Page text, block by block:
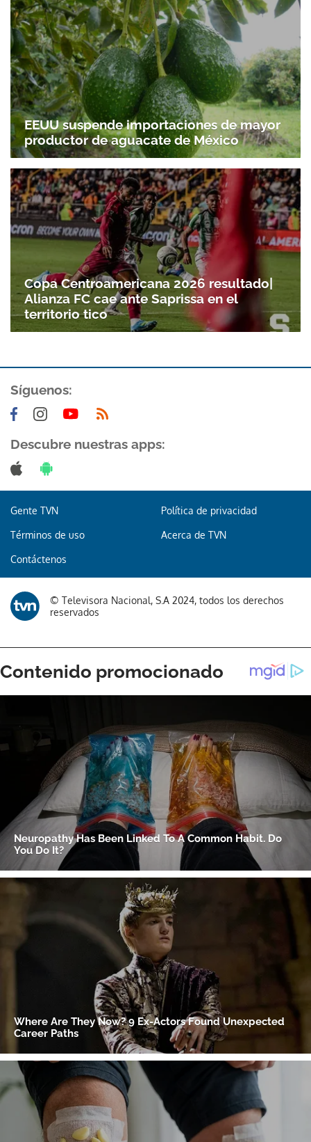
EEUU suspende importaciones de mayor
productor de aguacate de México
Copa Centroamericana 2026 resultado|
Alianza FC cae ante Saprissa en el
territorio tico
Síguenos:
Descubre nuestras apps:
Gente TVN Política de privacidad
Términos de uso Acerca de TVN
Contáctenos
© Televisora Nacional, S.A 2024, todos los derechos
reservados